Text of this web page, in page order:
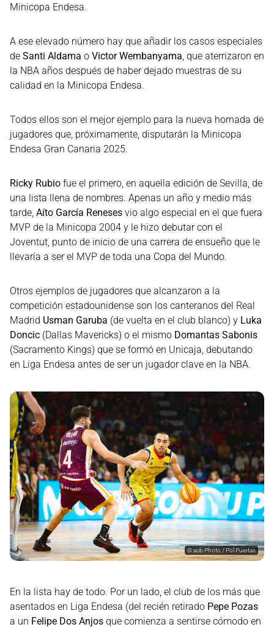
Minicopa Endesa.
A ese elevado número hay que añadir los casos especiales
de Santi Aldama o Victor Wembanyama , que aterrizaron en
la NBA años después de haber dejado muestras de su
calidad en la Minicopa Endesa.
Todos ellos son el mejor ejemplo para la nueva hornada de
jugadores que, próximamente, disputarán la Minicopa
Endesa Gran Canaria 2025.
Ricky Rubio fue el primero, en aquella edición de Sevilla, de
una lista llena de nombres. Apenas un año y medio más
tarde, Aíto García Reneses vio algo especial en el que fuera
MVP de la Minicopa 2004 y le hizo debutar con el
Joventut, punto de inicio de una carrera de ensueño que le
llevaría a ser el MVP de toda una Copa del Mundo.
Otros ejemplos de jugadores que alcanzaron a la
competición estadounidense son los canteranos del Real
Madrid Usman Garuba (de vuelta en el club blanco) y Luka
Doncic (Dallas Mavericks) o el mismo Domantas Sabonis
(Sacramento Kings) que se formó en Unicaja, debutando
en Liga Endesa antes de ser un jugador clave en la NBA.
©acb Photo / Pol Puertas
En la lista hay de todo. Por un lado, el club de los más que
asentados en Liga Endesa (del recién retirado Pepe Pozas
a un Felipe Dos Anjos que comienza a sentirse cómodo en